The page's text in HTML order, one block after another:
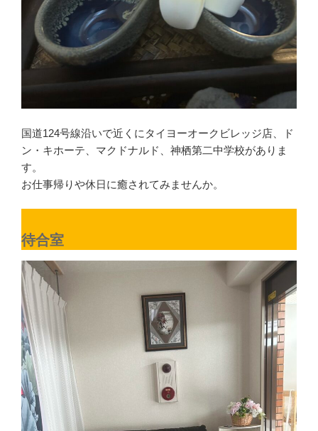
国道124号線沿いで近くにタイヨーオークビレッジ店、ド
ン・キホーテ、マクドナルド、神栖第二中学校がありま
す。
お仕事帰りや休日に癒されてみませんか。
待合室